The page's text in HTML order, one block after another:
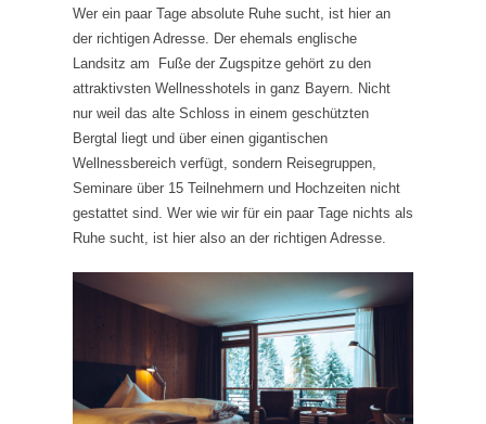
Wer ein paar Tage absolute Ruhe sucht, ist hier an
der richtigen Adresse. Der ehemals englische
Landsitz am
Fuße der Zugspitze gehört zu den
attraktivsten Wellnesshotels in ganz Bayern. Nicht
nur weil das alte Schloss in einem geschützten
Bergtal liegt und über einen gigantischen
Wellnessbereich verfügt, sondern Reisegruppen,
Seminare über 15 Teilnehmern und Hochzeiten nicht
gestattet sind. Wer wie wir für ein paar Tage nichts als
Ruhe sucht, ist hier also an der richtigen Adresse.